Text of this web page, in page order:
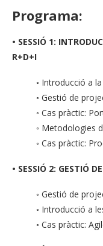
Programa:
• SESSIÓ 1:
R+D+I
◦ Introducció a
◦ Gestió de
◦ Cas pràctic:
◦ Metodologies
◦ Cas pràctic:
• SESSIÓ 2: GESTIÓ
◦ Gestió de
◦ Introducció a
◦ Cas pràctic: